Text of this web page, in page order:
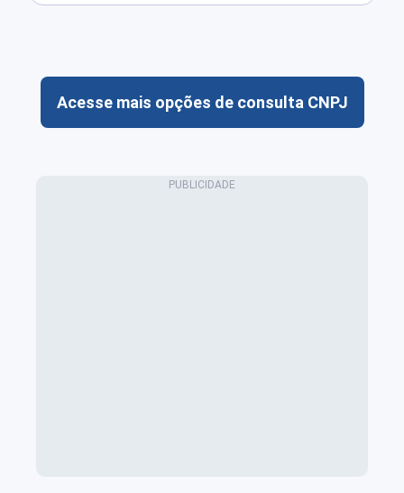
Acesse mais opções de consulta CNPJ